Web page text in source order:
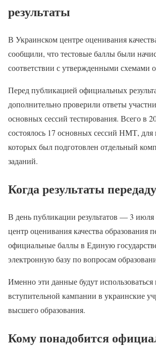
результаты
В Украинском центре оценивания
сообщили, что тестовые баллы были
соответствии с утвержденными схемами
Перед публикацией официальных
дополнительно проверили ответы
основных сессий тестирования. Всего в
состоялось 17 основных сессий НМТ, для
которых был подготовлен отдельный
заданий.
Когда результаты
В день публикации результатов — 3
центр оценивания качества образования
официальные баллы в Единую
электронную базу по вопросам
Именно эти данные будут использоваться
вступительной кампании в украинские
высшего образования.
Кому понадобится